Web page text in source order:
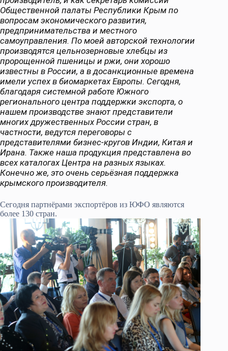
Общественной палаты Республики Крым по
вопросам экономического развития,
предпринимательства и местного
самоуправления. По моей авторской технологии
производятся цельнозерновые хлебцы из
пророщенной пшеницы и ржи, они хорошо
известны в России, а в досанкционные времена
имели успех в биомаркетах Европы. Сегодня,
благодаря системной работе Южного
регионального центра поддержки экспорта, о
нашем производстве знают представители
многих дружественных России стран, в
частности, ведутся переговоры с
представителями бизнес-кругов Индии, Китая и
Ирана. Также наша продукция представлена во
всех каталогах Центра на разных языках.
Конечно же, это очень серьёзная поддержка
крымского производителя.
Сегодня партнёрами экспортёров из ЮФО являются
более 130 стран.